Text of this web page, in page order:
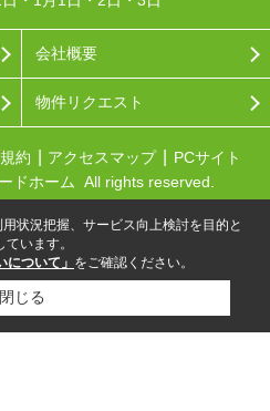
会社概要
物件リクエスト
約 アクセスマップ
PCサイト
ドホーム All rights reserved.
状況把握、サービス向上検討を目的と
います。
について」 をご確認ください。
閉じる